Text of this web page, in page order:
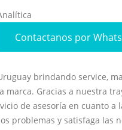
Contactanos por
brindando service,
Gracias a nuestra
de asesoría en cuanto
problemas y satisfaga las